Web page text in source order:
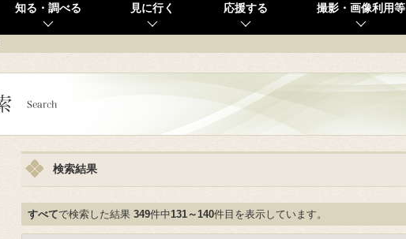
知る・調べる 見に行く 応援する 撮影・画像利用等
検索結果
すべてで検索した結果 349件中131～140件目を表示しています。